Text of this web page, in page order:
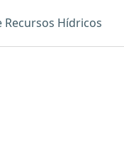
Recursos Hídricos